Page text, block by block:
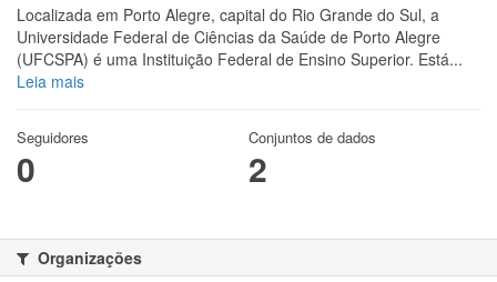
Localizada em Porto Alegre, capital do Rio Grande do Sul, a
Universidade Federal de Ciências da Saúde de Porto Alegre
(UFCSPA) é uma Instituição Federal de Ensino Superior. Está...
Leia mais
Seguidores
0
Conjuntos de dados
2
Organizações